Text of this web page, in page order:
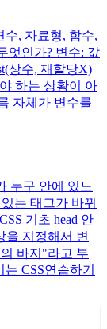
수, 자료형, 함수,
엇인가? 변수: 값
상수, 재할당X)
하는 상황이 아
자체가 변수를
누구 안에 있느
는 태그가 바뀌
기초 head 안
을 지정해서 변
바지"라고 부
CSS연습하기